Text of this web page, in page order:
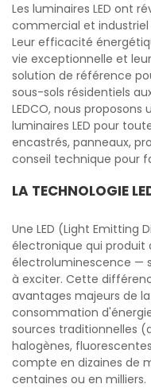
Les luminaires LED ont
commercial et industriel
Leur efficacité
vie exceptionnelle et
solution de référence
sous-sols résidentiels
LEDCO, nous
luminaires LED pour
encastrés, panneaux,
conseil technique pour
LA TECHNOLOGIE
Une LED (Light Emitting
électronique qui produit
électroluminescence —
à exciter. Cette
avantages majeurs de
consommation
sources traditionnelles
halogènes,
compte en dizaines de
centaines ou en milliers.